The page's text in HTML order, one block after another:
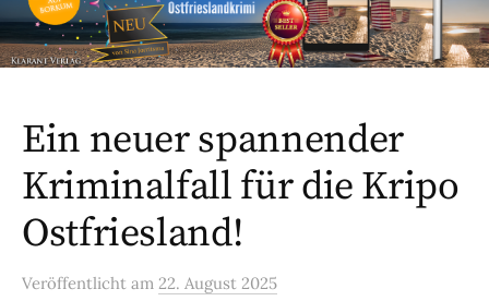
Ein neuer spannender
Kriminalfall für die Kripo
Ostfriesland!
Veröffentlicht am 22. August 2025